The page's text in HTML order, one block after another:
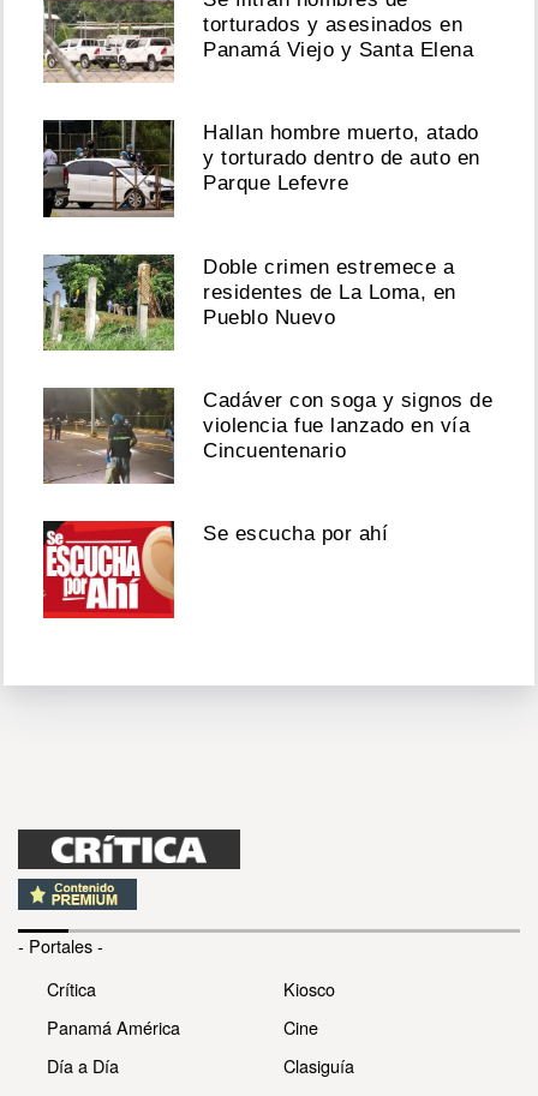
torturados y asesinados en
Panamá Viejo y Santa Elena
Hallan hombre muerto, atado
y torturado dentro de auto en
Parque Lefevre
Doble crimen estremece a
residentes de La Loma, en
Pueblo Nuevo
Cadáver con soga y signos de
violencia fue lanzado en vía
Cincuentenario
Se escucha por ahí
- Portales -
Crítica
Panamá América
Día a Día
Kiosco
Cine
Clasiguía